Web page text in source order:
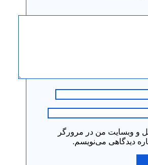
و وبسایت من در مرورگر
دیدگاهی می‌نویسم.